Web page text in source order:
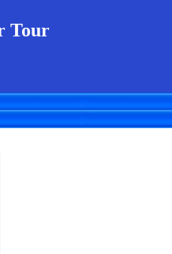
Tour